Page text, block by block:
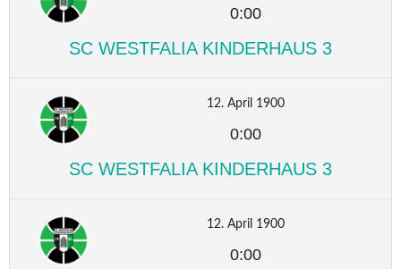
0:00
SC WESTFALIA KINDERHAUS 3
12. April 1900
0:00
SC WESTFALIA KINDERHAUS 3
12. April 1900
0:00